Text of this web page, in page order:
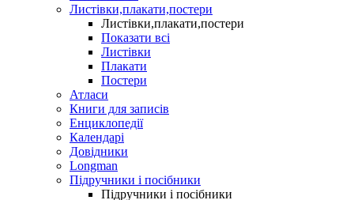
Листівки,плакати,постери
Листівки,плакати,постери
Показати всі
Листівки
Плакати
Постери
Атласи
Книги для записів
Енциклопедії
Календарі
Довідники
Longman
Підручники і посібники
Підручники і посібники